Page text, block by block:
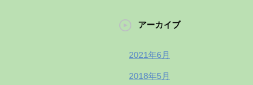
アーカイブ
2021年6月
2018年5月